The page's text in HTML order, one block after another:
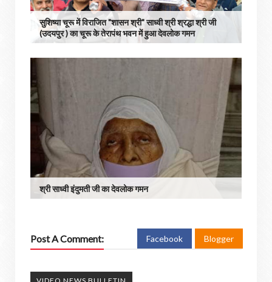
सुशिष्या चूरू में विराजित "शासन श्री" साध्वी श्री श्रद्धा श्री जी
(उदयपुर ) का चूरू के तेरापंथ भवन में हुआ देवलोक गमन
श्री साध्वी इंदुमती जी का देवलोक गमन
Post A Comment: Facebook Blogger